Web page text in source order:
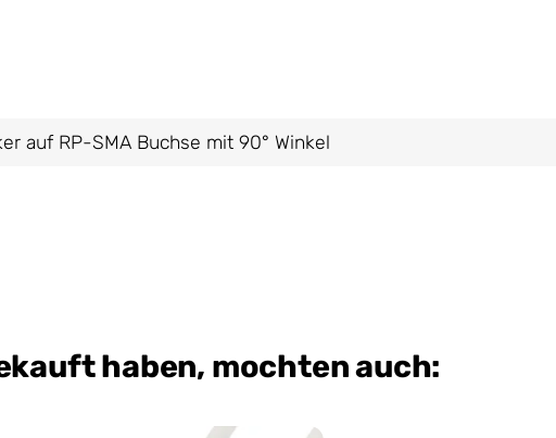
auf RP-SMA Buchse mit 90° Winkel
haben, mochten auch: